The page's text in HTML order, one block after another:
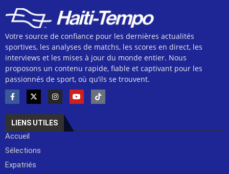
Votre source de confiance pour les dernières actualités
sportives, les analyses de matchs, les scores en direct, les
interviews et les mises à jour du monde entier. Nous
proposons un contenu rapide, fiable et captivant pour les
passionnés de sport, où qu’ils se trouvent.
LIENS UTILES
Accueil
Sélections
Expatriés